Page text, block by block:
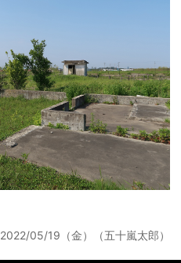
2022/05/19（金）（五十嵐太郎）